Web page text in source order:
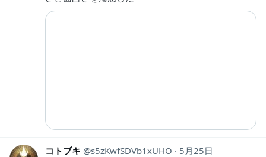
コトブキ s5zKwfSDVb1xUHO
5月25日